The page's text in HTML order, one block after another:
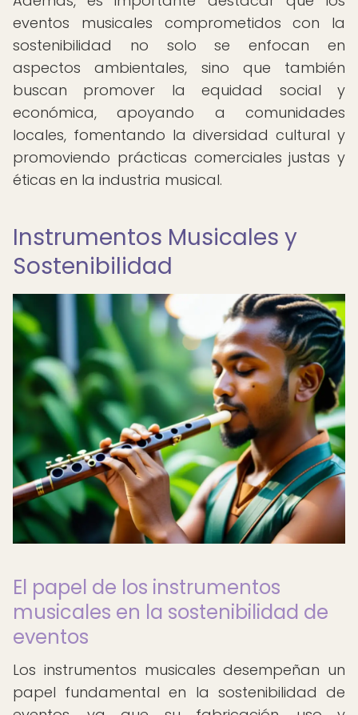
eventos musicales comprometidos con la
sostenibilidad no solo se enfocan en
aspectos ambientales, sino que también
buscan promover la equidad social y
económica, apoyando a comunidades
locales, fomentando la diversidad cultural y
promoviendo prácticas comerciales justas y
éticas en la industria musical.
Instrumentos Musicales y
Sostenibilidad
El papel de los instrumentos
musicales en la sostenibilidad de
eventos
Los instrumentos musicales desempeñan un
papel fundamental en la sostenibilidad de